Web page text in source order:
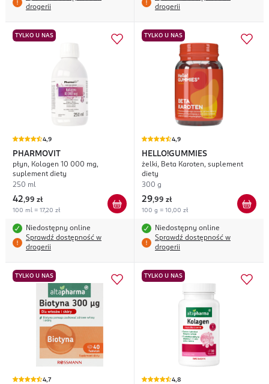
drogerii
drogerii
TYLKO U NAS
4,9
PHARMOVIT
płyn, Kolagen 10 000 mg,
suplement diety
250 ml
42,99 zł
100 ml = 17,20 zł
Niedostępny online
Sprawdź dostępność w
drogerii
TYLKO U NAS
4,9
HELLO!GUMMIES
żelki, Beta Karoten, suplement
diety
300 g
29,99 zł
100 g = 10,00 zł
Niedostępny online
Sprawdź dostępność w
drogerii
TYLKO U NAS
4,7
TYLKO U NAS
4,8